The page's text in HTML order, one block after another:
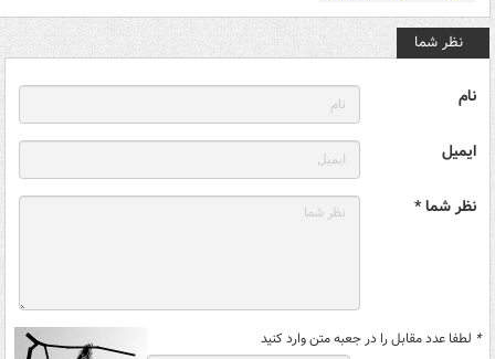
نظر شما
نام
ایمیل
نظر شما *
* لطفا عدد مقابل را در جعبه متن وارد کنید